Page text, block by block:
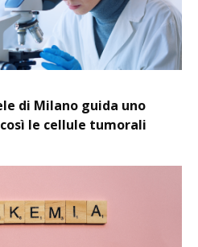
di Milano guida uno
le cellule tumorali